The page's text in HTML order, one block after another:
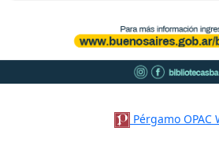
Pérgamo OPAC